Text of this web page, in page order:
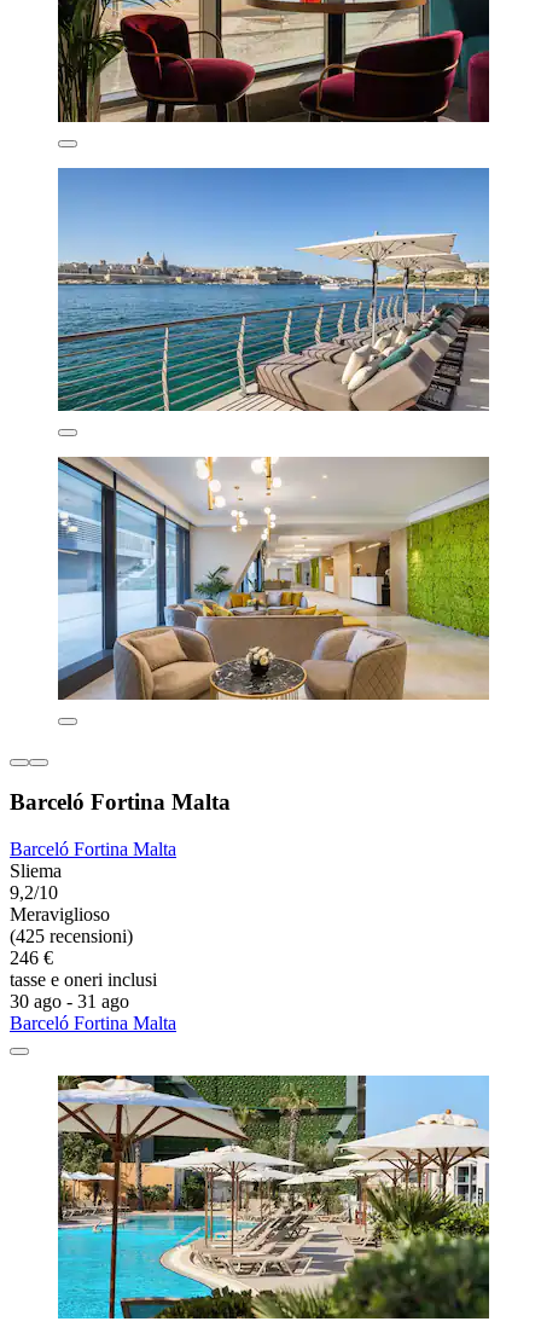
Barceló Fortina Malta
Barceló Fortina Malta
Sliema
9,2/10
Meraviglioso
(425 recensioni)
246 €
tasse e oneri inclusi
30 ago - 31 ago
Barceló Fortina Malta